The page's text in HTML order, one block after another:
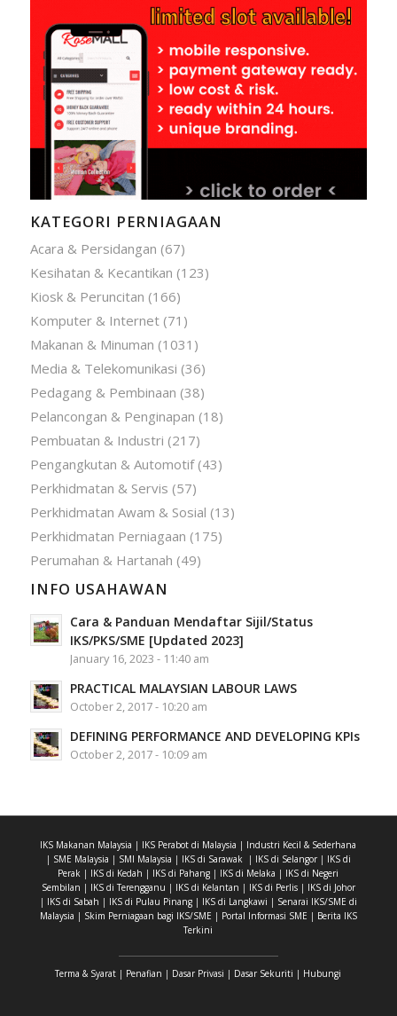
KATEGORI PERNIAGAAN
Acara & Persidangan (67)
Kesihatan & Kecantikan (123)
Kiosk & Peruncitan (166)
Komputer & Internet(71)
Makanan & Minuman (1031)
Media & Telekomunikasi (36)
Pedagang & Pembinaan (38)
Pelancongan & Penginapan (18)
Pembuatan & Industri (217)
Pengangkutan & Automotif(43)
Perkhidmatan & Servis (57)
Perkhidmatan Awam & Sosial (13)
Perkhidmatan Perniagaan (175)
Perumahan & Hartanah (49)
INFO USAHAWAN
Cara & Panduan Mendaftar Sijil/Status
IKS/PKS/SME [Updated 2023]
January 16, 2023 - 11:40 am
PRACTICAL MALAYSIAN LABOUR LAWS
October 2, 2017 - 10:20 am
DEFINING PERFORMANCE AND DEVELOPING KPIs
October 2, 2017 - 10:09 am
IKS Makanan Malaysia | IKS Perabot di Malaysia | Industri Kecil & Sederhana
| SME Malaysia | SMI Malaysia | IKS di Sarawak | IKS di Selangor| IKS di
Perak | IKS di Kedah | IKS di Pahang | IKS di Melaka | IKS di Negeri
Sembilan | IKS di Terengganu | IKS di Kelantan | IKS di Perlis| IKS di Johor
| IKS di Sabah | IKS di Pulau Pinang| IKS di Langkawi | Senarai IKS/SME di
Malaysia | Skim Perniagaan bagi IKS/SME | Portal Informasi SME | Berita IKS
Terkini
Terma & Syarat | Penafian | Dasar Privasi | Dasar Sekuriti | Hubungi